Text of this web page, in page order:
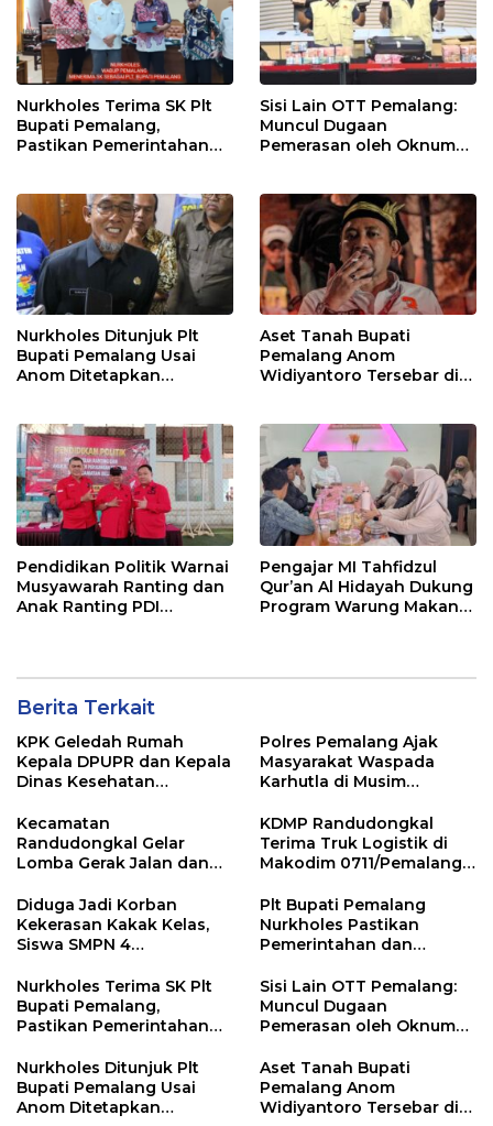
Nurkholes Terima SK Plt
Bupati Pemalang,
Pastikan Pemerintahan
Sisi Lain OTT Pemalang:
Muncul Dugaan
Pemerasan oleh Oknum
Nurkholes Ditunjuk Plt
Bupati Pemalang Usai
Anom Ditetapkan
Aset Tanah Bupati
Pemalang Anom
Widiyantoro Tersebar di
Pendidikan Politik Warnai
Musyawarah Ranting dan
Anak Ranting PDI
Pengajar MI Tahfidzul
Qur’an Al Hidayah Dukung
Program Warung Makan
Berita Terkait
KPK Geledah Rumah
Kepala DPUPR dan Kepala
Dinas Kesehatan
Polres Pemalang Ajak
Masyarakat Waspada
Karhutla di Musim
Kecamatan
Randudongkal Gelar
Lomba Gerak Jalan dan
HUT RI ke-81
KDMP Randudongkal
Terima Truk Logistik di
Makodim 0711/Pemalang
Desa
Diduga Jadi Korban
Kekerasan Kakak Kelas,
Siswa SMPN 4
Dunia
Plt Bupati Pemalang
Nurkholes Pastikan
Pemerintahan dan
Berjalan
Nurkholes Terima SK Plt
Bupati Pemalang,
Pastikan Pemerintahan
Sisi Lain OTT Pemalang:
Muncul Dugaan
Pemerasan oleh Oknum
Nurkholes Ditunjuk Plt
Bupati Pemalang Usai
Anom Ditetapkan
Aset Tanah Bupati
Pemalang Anom
Widiyantoro Tersebar di